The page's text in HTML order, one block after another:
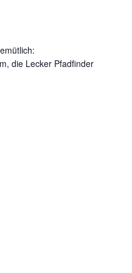
die Lecker Pfadfinder